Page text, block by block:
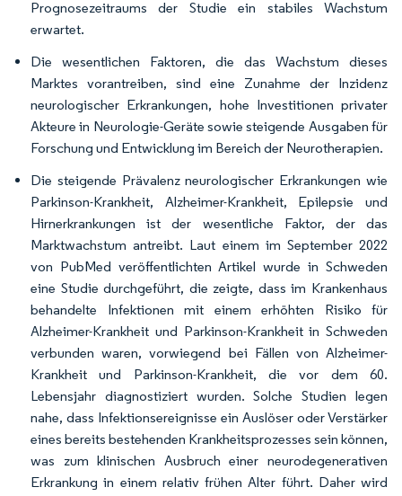
Prognosezeitraums der Studie ein stabiles Wachstum
erwartet.
Die wesentlichen Faktoren, die das Wachstum dieses
Marktes vorantreiben, sind eine Zunahme der Inzidenz
neurologischer Erkrankungen, hohe Investitionen privater
Akteure in Neurologie-Geräte sowie steigende Ausgaben für
Forschung und Entwicklung im Bereich der Neurotherapien.
Die steigende Prävalenz neurologischer Erkrankungen wie
Parkinson-Krankheit, Alzheimer-Krankheit, Epilepsie und
Hirnerkrankungen ist der wesentliche Faktor, der das
Marktwachstum antreibt. Laut einem im September 2022
von PubMed veröffentlichten Artikel wurde in Schweden
eine Studie durchgeführt, die zeigte, dass im Krankenhaus
behandelte Infektionen mit einem erhöhten Risiko für
Alzheimer-Krankheit und Parkinson-Krankheit in Schweden
verbunden waren, vorwiegend bei Fällen von Alzheimer-
Krankheit und Parkinson-Krankheit, die vor dem 60.
Lebensjahr diagnostiziert wurden. Solche Studien legen
nahe, dass Infektionsereignisse ein Auslöser oder Verstärker
eines bereits bestehenden Krankheitsprozesses sein können,
was zum klinischen Ausbruch einer neurodegenerativen
Erkrankung in einem relativ frühen Alter führt. Daher wird